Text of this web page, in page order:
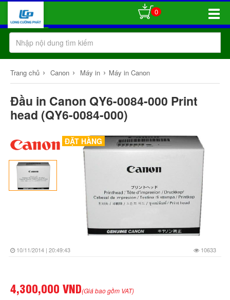
Toggle
0
Trang chủ › Canon › Máy in › Máy in Canon
Đầu in Canon QY6-0084-000 Print
head (QY6-0084-000)
ĐẶT HÀNG
10/11/2014 | 20:49:43 10633
4,300,000 VND(Giá bao gồm VAT)